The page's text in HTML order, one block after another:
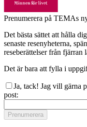
Prenumerera på TEMAs
Det bästa sättet att hålla
senaste resenyheterna,
reseberättelser från fjärran
Det är bara att fylla i
Ja, tack! Jag vill gärna
post:
Prenumerera